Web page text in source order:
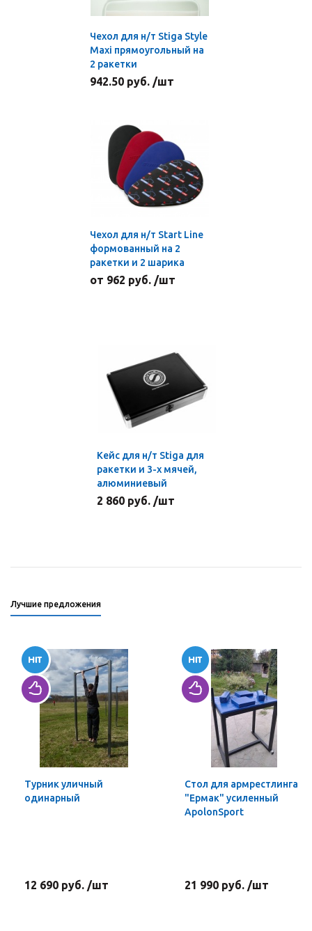
Чехол для н/т Stiga Style
Maxi прямоугольный на
2 ракетки
942.50 руб. /шт
Чехол для н/т Start Line
формованный на 2
ракетки и 2 шарика
от 962 руб. /шт
Кейс для н/т Stiga для
ракетки и 3-х мячей,
алюминиевый
2 860 руб. /шт
Лучшие предложения
Турник уличный
одинарный
12 690 руб. /шт
Стол для армрестлинга
"Ермак" усиленный
ApolonSport
21 990 руб. /шт